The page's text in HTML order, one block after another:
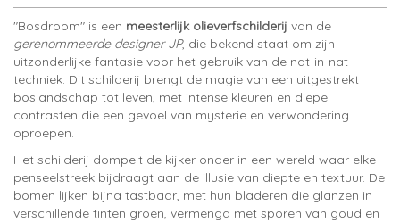
"Bosdroom" is een meesterlijk olieverfschilderij van de
gerenommeerde designer JP, die bekend staat om zijn
uitzonderlijke fantasie voor het gebruik van de nat-in-nat
techniek. Dit schilderij brengt de magie van een uitgestrekt
boslandschap tot leven, met intense kleuren en diepe
contrasten die een gevoel van mysterie en verwondering
oproepen.
Het schilderij dompelt de kijker onder in een wereld waar elke
penseelstreek bijdraagt aan de illusie van diepte en textuur. De
bomen lijken bijna tastbaar, met hun bladeren die glanzen in
verschillende tinten groen, vermengd met sporen van goud en